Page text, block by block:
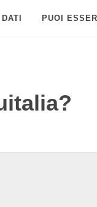
DATI PUOI